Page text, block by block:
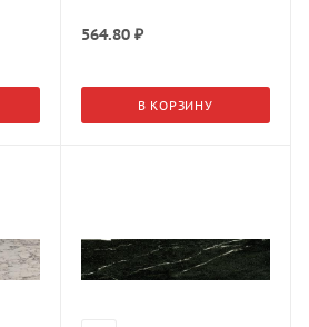
564.80₽
В КОРЗИНУ